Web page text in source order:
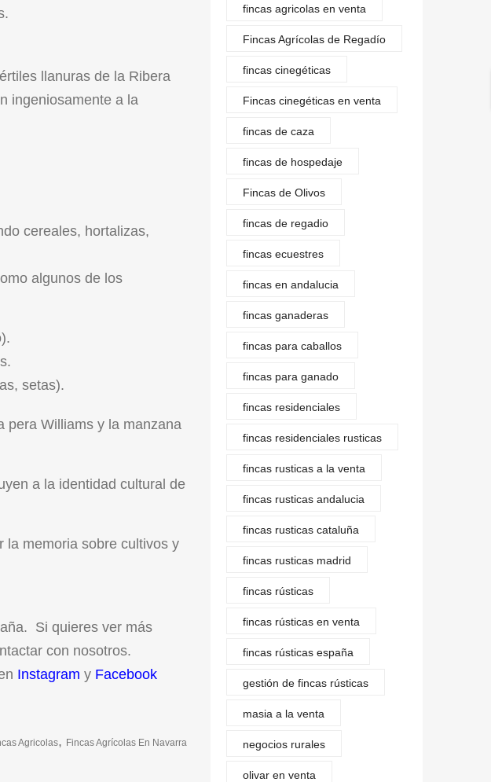
llanuras de la Ribera
ingeniosamente a la
cereales, hortalizas,
algunos de los
setas).
pera Williams y la manzana
a la identidad cultural de
la memoria sobre cultivos y
Si quieres ver más
con nosotros.
Instagram y Facebook
Agricolas, Fincas Agrícolas En Navarra
fincas agricolas en venta
Fincas Agrícolas de Regadío
fincas cinegéticas
Fincas cinegéticas en venta
fincas de caza
fincas de hospedaje
Fincas de Olivos
fincas de regadio
fincas ecuestres
fincas en andalucia
fincas ganaderas
fincas para caballos
fincas para ganado
fincas residenciales
fincas residenciales rusticas
fincas rusticas a la venta
fincas rusticas andalucia
fincas rusticas cataluña
fincas rusticas madrid
fincas rústicas
fincas rústicas en venta
fincas rústicas españa
gestión de fincas rústicas
masia a la venta
negocios rurales
olivar en venta